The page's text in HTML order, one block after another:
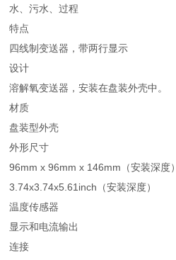
水、污水、过程
特点
四线制变送器，带两行显示
设计
溶解氧变送器，安装在盘装外壳中。
材质
盘装型外壳
外形尺寸
96mm x 96mm x 146mm（安装深度）
3.74x3.74x5.61inch（安装深度）
温度传感器
显示和电流输出
连接